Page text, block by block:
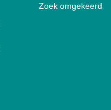
Zoek omgekeerd